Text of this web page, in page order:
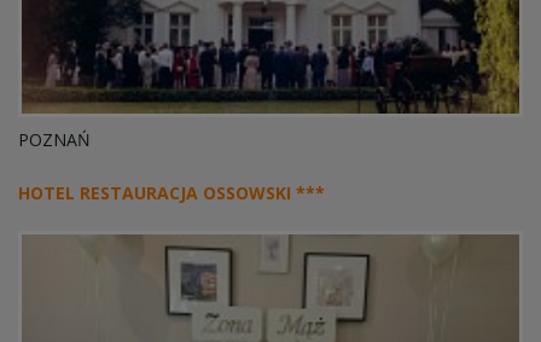
POZNAŃ
HOTEL RESTAURACJA OSSOWSKI ***